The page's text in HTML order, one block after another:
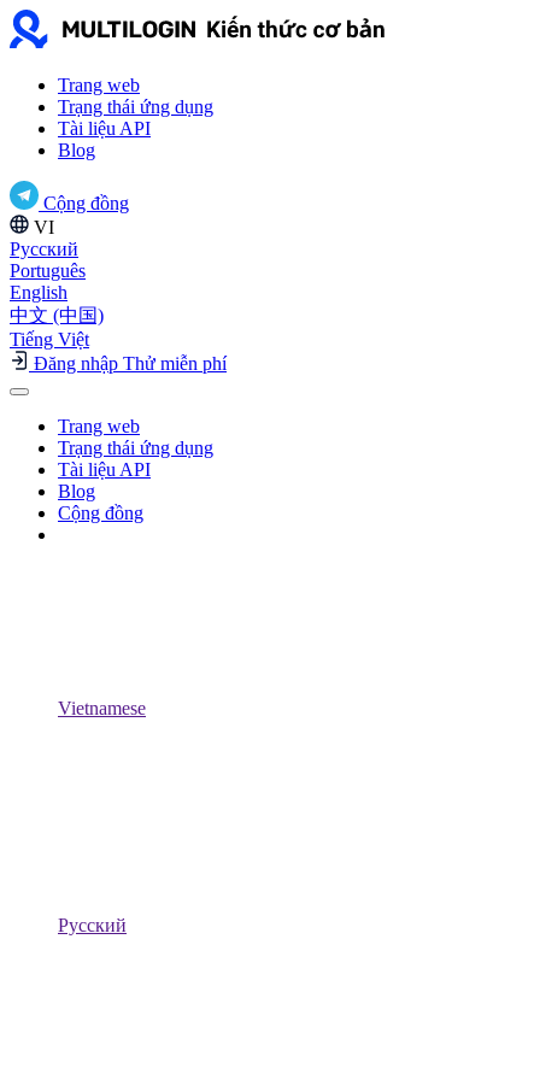
Trang web
Trạng thái ứng dụng
Tài liệu API
Blog
Cộng đồng
VI
Русский
Português
English
中文 (中国)
Tiếng Việt
Đăng nhập Thử miễn phí
Trang web
Trạng thái ứng dụng
Tài liệu API
Blog
Cộng đồng
Vietnamese
Русский